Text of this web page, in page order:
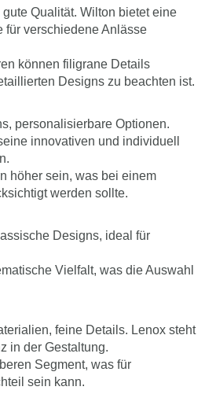
Qualität. Wilton bietet eine
verschiedene Anlässe
können filigrane Details
Designs zu beachten ist.
personalisierbare Optionen.
innovativen und individuell
höher sein, was bei einem
werden sollte.
Designs, ideal für
Vielfalt, was die Auswahl
feine Details. Lenox steht
in der Gestaltung.
Segment, was für
sein kann.